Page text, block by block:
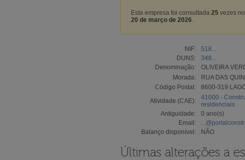
Esta empresa foi consultada 25 vezes
20 de março de 2026
NIF:
518...
DUNS:
348...
Denominação:
OLIVEIRA
Morada:
RUA DAS
Código Postal:
8600-319
Atividade (CAE):
41000 -
residenciais
Antiguidade:
0 ano(s)
Email:
Balanço disponível:
NÃO
Últimas alterações a